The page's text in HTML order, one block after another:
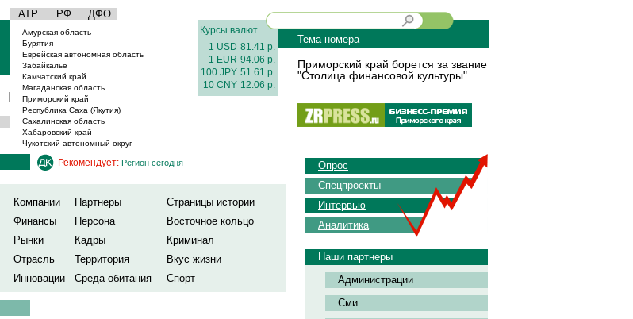
АТР РФ ДФО
|
Амурская область
Бурятия
Еврейская автономная область
Забайкалье
Камчатский край
Магаданская область
Приморский край
Республика Саха (Якутия)
Сахалинская область
Хабаровский край
Чукотский автономный округ
Курсы валют
1 USD 81.41 р.
1 EUR 94.06 р.
100 JPY 51.61 р.
10 CNY 12.06 р.
Тема номера
Приморский край борется за звание
"Столица финансовой культуры"
Рекомендует: Регион сегодня
Компании Партнеры
Страницы истории
Финансы Персона
Восточное кольцо
Рынки Кадры
Криминал
Отрасль Территория
Вкус жизни
Инновации Среда обитания Спорт
Опрос
Спецпроекты
Интервью
Аналитика
Наши партнеры
Администрации
Сми